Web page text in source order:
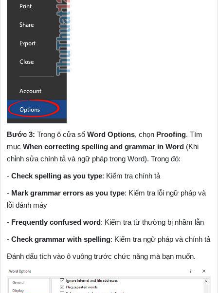
Bước 3: Trong ô cửa sổ Word Options, chọn Proofing. Tìm
mụcWhen correcting spelling and grammar in Word (Khi
chỉnh sửa chính tả và ngữ pháp trong Word). Trong đó:
-Check spelling as you type: Kiểm tra chính tả
- Mark grammar errors as you type: Kiểm tra lỗi ngữ pháp và
lỗi đánh máy
- Frequently confused word: Kiểm tra từ thường bị nhầm lẫn
-Check grammar with spelling: Kiểm tra ngữ pháp và chính tả
Đánh dấu tích vào ô vuông trước chức năng mà bạn muốn.